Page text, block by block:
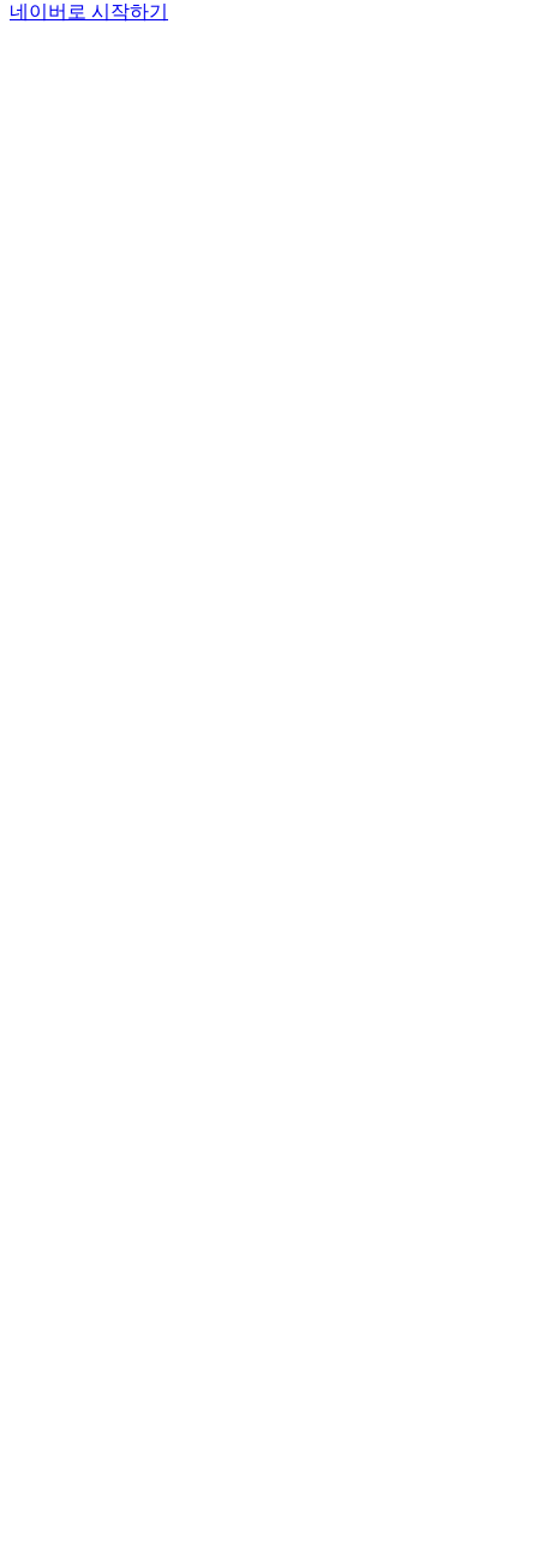
네이버로 시작하기